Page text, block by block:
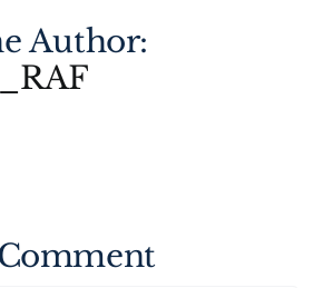
Author: